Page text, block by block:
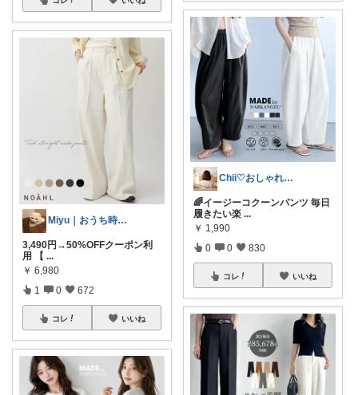
Miyu｜おうち時間の小さな幸せ🌸
3,490円→50%OFFクーポン利
用 【 ...
￥ 6,980
1 0 672
コレ いいね
Chii♡おしゃれで可愛いもの
🌈イージーコクーンパンツ 毎日
履きたい楽 ...
￥ 1,990
0 0 830
コレ いいね